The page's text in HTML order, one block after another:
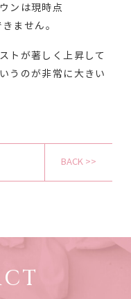
ンは現時点
ません。
トが著しく上昇して
うのが非常に大きい
BACK >>